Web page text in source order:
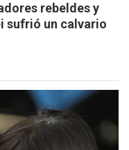
rebeldes y
sufrió un calvario